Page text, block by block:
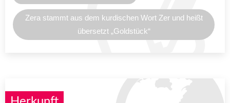
Zera stammt aus dem kurdischen Wort Zer und heißt
übersetzt „Goldstück“